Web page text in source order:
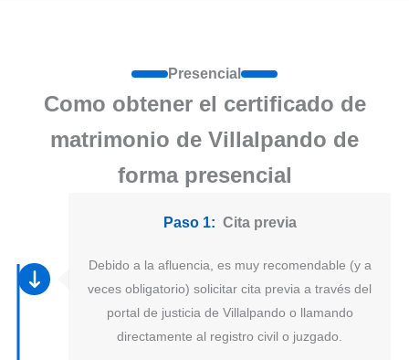
Presencial
Como obtener el certificado de
matrimonio de Villalpando de
forma presencial
Paso 1: Cita previa
Debido a la afluencia, es muy recomendable (y a
veces obligatorio) solicitar cita previa a través del
portal de justicia de Villalpando o llamando
directamente al registro civil o juzgado.